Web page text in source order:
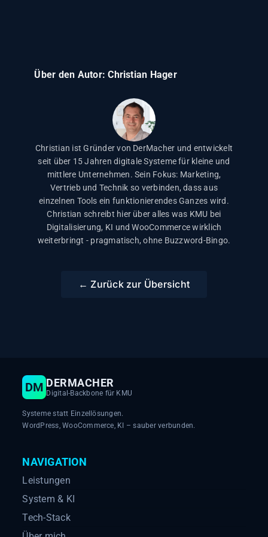
Lagerbestand. Einmal eingerichtet laufen
häufigen Kundenfragen zu schreiben, die
Inhalte, die du jetzt erstellst, werden von
Google über Wochen bewertet und zahlen
sich pünktlich zum Herbst aus.
Über den Autor:Christian Hager
Christian ist Gründer von DerMacher und entwickelt
seit über 15 Jahren digitale Systeme für kleine und
mittlere Unternehmen. Sein Fokus: Marketing,
Vertrieb und Technik so verbinden, dass aus
einzelnen Tools ein funktionierendes Ganzes wird.
Christian schreibt hier über alles was KMU bei
Digitalisierung, KI und WooCommerce wirklich
weiterbringt - pragmatisch, ohne Buzzword-Bingo.
← Zurück zur Übersicht
DM DERMACHER
Digital-Backbone für KMU
Systeme statt Einzellösungen.
WordPress, WooCommerce, KI – sauber verbunden.
NAVIGATION
Leistungen
System & KI
Tech-Stack